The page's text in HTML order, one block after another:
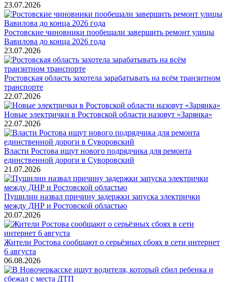
23.07.2026
Ростовские чиновники пообещали завершить ремонт улицы
Вавилова до конца 2026 года
23.07.2026
Ростовская область захотела зарабатывать на всём транзитном
транспорте
22.07.2026
Новые электрички в Ростовской области назовут «Зарянка»
22.07.2026
Власти Ростова ищут нового подрядчика для ремонта
единственной дороги в Суворовский
21.07.2026
Пушилин назвал причину задержки запуска электрички
между ДНР и Ростовской областью
20.07.2026
Жители Ростова сообщают о серьёзных сбоях в сети интернет
6 августа
06.08.2026